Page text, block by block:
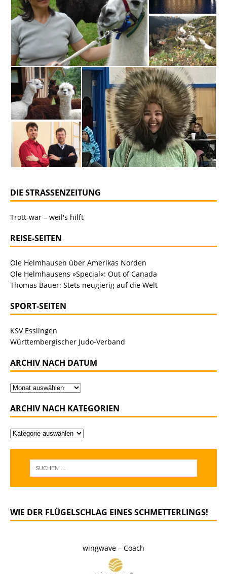
DIE STRASSENZEITUNG
Trott-war – weil's hilft
REISE-SEITEN
Ole Helmhausen über Amerikas Norden
Ole Helmhausens »Special«: Out of Canada
Thomas Bauer: Stets neugierig auf die Welt
SPORT-SEITEN
KSV Esslingen
Württembergischer Judo-Verband
ARCHIV NACH DATUM
ARCHIV NACH KATEGORIEN
WIE DER FLÜGELSCHLAG EINES SCHMETTERLINGS!
wingwave – Coach